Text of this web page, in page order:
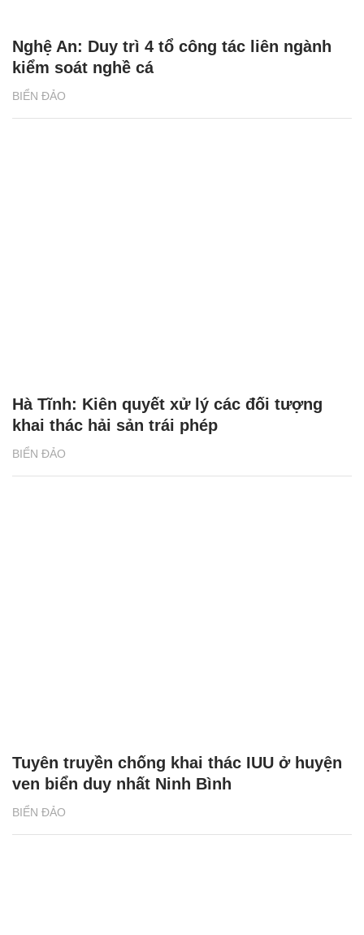
BIỂN ĐẢO
Nghệ An: Duy trì 4 tổ công tác liên ngành
kiểm soát nghề cá
BIỂN ĐẢO
Hà Tĩnh: Kiên quyết xử lý các đối tượng
khai thác hải sản trái phép
BIỂN ĐẢO
Tuyên truyền chống khai thác IUU ở huyện
ven biển duy nhất Ninh Bình